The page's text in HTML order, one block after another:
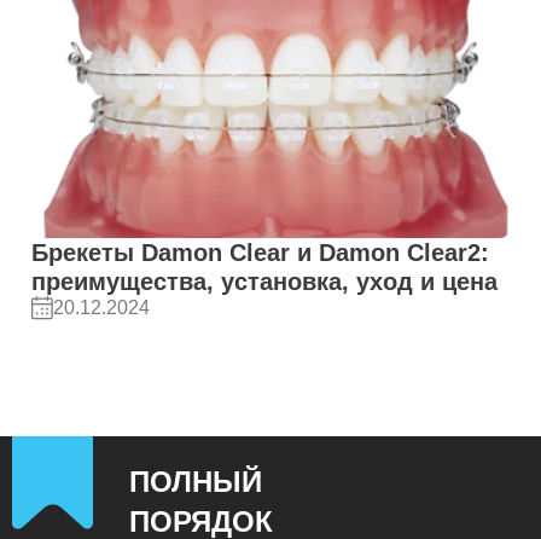
Брекеты Damon Clear и Damon Сlear2:
преимущества, установка, уход и цена
20.12.2024
ПОЛНЫЙ
ПОРЯДОК